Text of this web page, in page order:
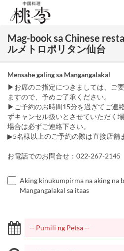
Mag-book sa Chinese
ルメトロポリタン仙台
Mensahe galing sa Mangangalakal
▶お席のご指定につきましては、ご
ますので、予めご了承ください。
▶ご予約のお時間15分を過ぎてご連
ずキャンセル扱いとさせていただく
場合は必ずご連絡下さい。
▶5名様以上のご予約の際は直接店舗
お電話でのお問合せ：022-267-2145
Aking kinukumpirma na aking na
Mangangalakal sa itaas